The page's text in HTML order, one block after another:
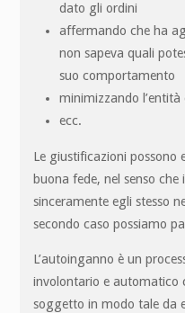
dato gli ordini
affermando che ha
non sapeva quali
suo comportamento
minimizzando
ecc.
Le giustificazioni possono
buona fede, nel senso
sinceramente egli stesso
secondo caso possiamo
L’autoinganno è un
involontario e automatico
soggetto in modo tale da